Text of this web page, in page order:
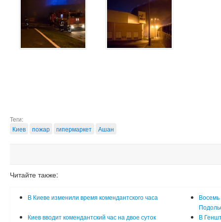
Теги:
Киев
пожар гипермаркет Ашан
Читайте также:
В Киеве изменили время комендантского часа
Восемь
Киев вводит комендантский час на двое суток
В